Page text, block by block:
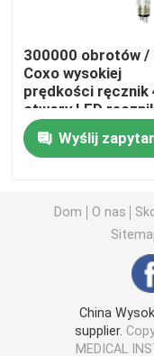
Zębowa profilia
Dentalne światło
Maszyna do
Produkty
Maszyna do
300000 obrotów /
Coxo wysokiej
prędkości ręcznik
otwory LED
stomatologiczny
stronnym
Wyślij
Dom O nas
China
supplier.
MEDICAL